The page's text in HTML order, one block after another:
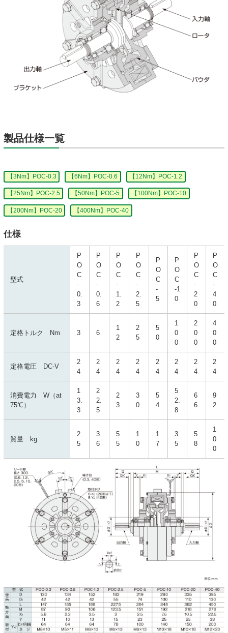
製品仕様一覧
【3Nm】POC-0.3 【6Nm】POC-0.6 【12Nm】POC-1.2
【25Nm】POC-2.5 【50Nm】POC-5 【100Nm】POC-10
【200Nm】POC-20 【400Nm】POC-40
仕様
型式
P
O
C
-
0.
3
P
O
C
-
0.
6
P
O
C
-
1.
2
P
O
C
-
2.
5
P
O
C
-
5
P
O
C
-1
0
P
O
C
-
2
0
P
O
C
-
4
0
定格トルク Nm 3 6
1
2
2
5
5
0
1
0
0
2
0
0
4
0
0
定格電圧 DC-V
2
4
2
4
2
4
2
4
2
4
2
4
2
4
2
4
消費電力 W（at
75℃）
1
3.
3
2
2.
5
2
3
3
0
5
4
5
2.
8
6
6
9
2
質量 kg
2.
5
3.
6
5.
5
1
0
1
7
3
5
5
8
1
0
0